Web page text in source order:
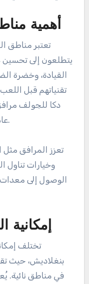
أهمية
تعتبر مناطق
يتطلعون إلى تحسين
القيادة، وخضرة
تقنياتهم قبل
دكا للجولف
عاملًا حاسمًا للاعبي الجولف الجادين.
تعزز المرافق مثل
وخيارات تناول
الوصول إلى
إمكانية
تختلف
بنغلاديش، حيث
في مناطق نائية.